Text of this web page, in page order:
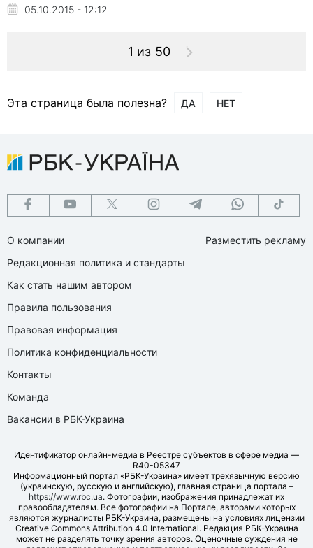
05.10.2015 - 12:12
1 из 50
Эта страница была полезна? ДА НЕТ
О компании
Редакционная политика и стандарты
Как стать нашим автором
Правила пользования
Правовая информация
Политика конфиденциальности
Контакты
Команда
Вакансии в РБК-Украина
Разместить рекламу
Идентификатор онлайн-медиа в Реестре субъектов в сфере медиа —
R40-05347
Информационный портал «РБК-Украина» имеет трехязычную версию
(украинскую, русскую и английскую), главная страница портала –
https://www.rbc.ua. Фотографии, изображения принадлежат их
правообладателям. Все фотографии на Портале, авторами которых
являются журналисты РБК-Украина, размещены на условиях лицензии
Creative Commons Attribution 4.0 International. Редакция РБК-Украина
может не разделять точку зрения авторов. Оценочные суждения не